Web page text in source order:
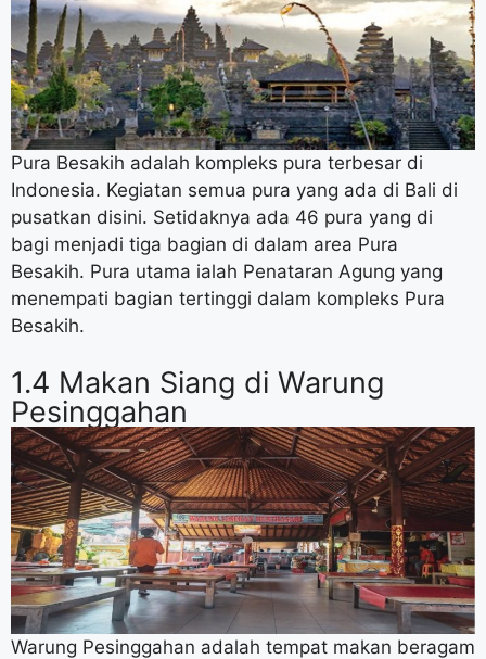
Pura Besakih adalah kompleks pura terbesar di
Indonesia. Kegiatan semua pura yang ada di Bali di
pusatkan disini. Setidaknya ada 46 pura yang di
bagi menjadi tiga bagian di dalam area Pura
Besakih. Pura utama ialah Penataran Agung yang
menempati bagian tertinggi dalam kompleks Pura
Besakih.
1.4 Makan Siang di Warung
Pesinggahan
Warung Pesinggahan adalah tempat makan beragam